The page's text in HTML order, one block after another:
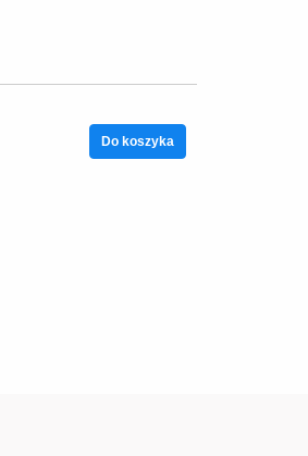
Do koszyka